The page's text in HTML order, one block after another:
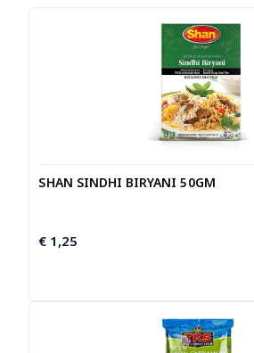
SHAN SINDHI BIRYANI 50GM
€ 1,25